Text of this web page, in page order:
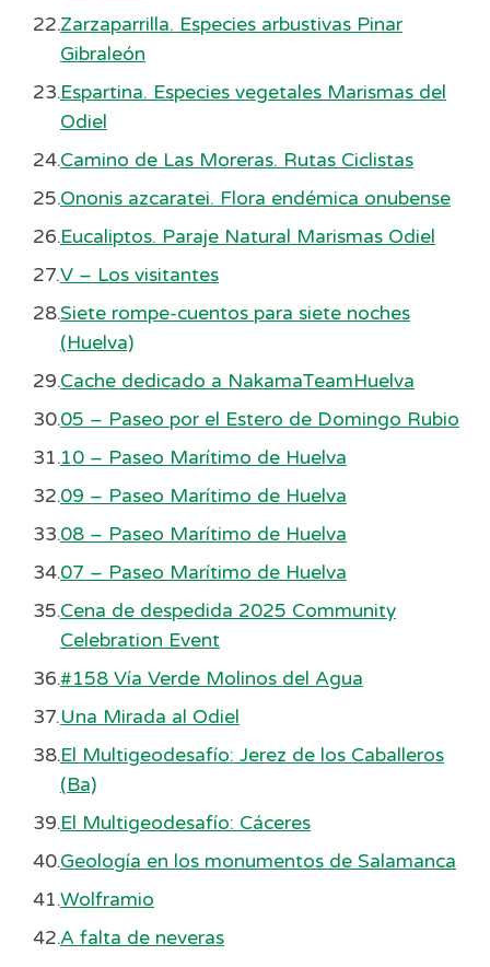
Zarzaparrilla. Especies arbustivas Pinar
Gibraleón
Espartina. Especies vegetales Marismas del
Odiel
Camino de Las Moreras. Rutas Ciclistas
Ononis azcaratei. Flora endémica onubense
Eucaliptos. Paraje Natural Marismas Odiel
V – Los visitantes
Siete rompe-cuentos para siete noches
(Huelva)
Cache dedicado a NakamaTeamHuelva
05 – Paseo por el Estero de Domingo Rubio
10 – Paseo Marítimo de Huelva
09 – Paseo Marítimo de Huelva
08 – Paseo Marítimo de Huelva
07 – Paseo Marítimo de Huelva
Cena de despedida 2025 Community
Celebration Event
#158 Vía Verde Molinos del Agua
Una Mirada al Odiel
El Multigeodesafío: Jerez de los Caballeros
(Ba)
El Multigeodesafío: Cáceres
Geología en los monumentos de Salamanca
Wolframio
A falta de neveras